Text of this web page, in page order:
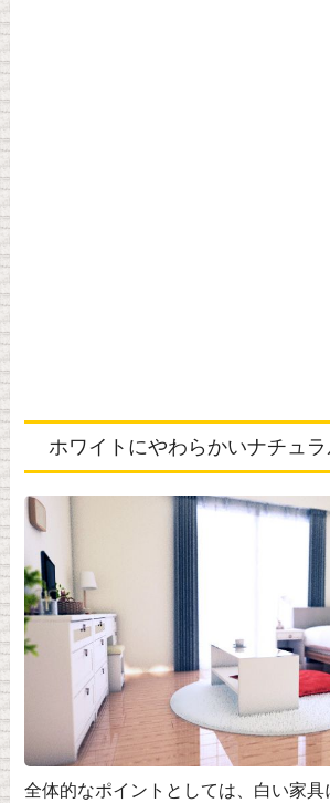
ホワイトにやわらかいナチュ
全体的なポイントとしては、白い家